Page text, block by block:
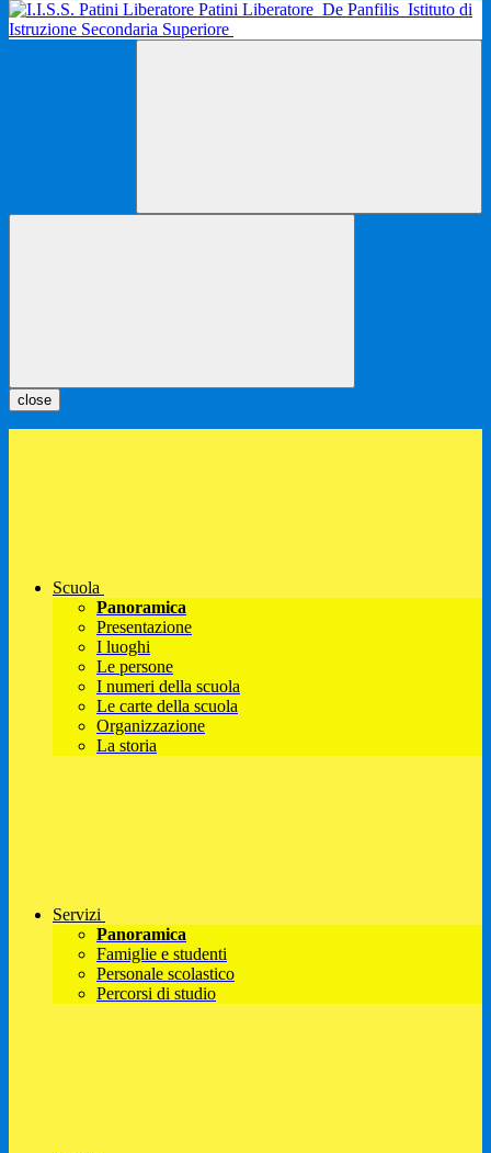
Patini Liberatore De Panfilis Istituto di
Istruzione Secondaria Superiore
close
Scuola
Panoramica
Presentazione
I luoghi
Le persone
I numeri della scuola
Le carte della scuola
Organizzazione
La storia
Servizi
Panoramica
Famiglie e studenti
Personale scolastico
Percorsi di studio